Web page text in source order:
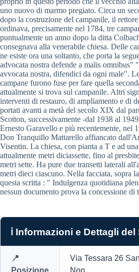
uno nuovo di marmo pregiato. Circa un
dopo la costruzione del campanile, il
ordinava, precisamente nel 1784, tre
puntualmente un anno dopo la ditta
consegnava alla venerabile chiesa. Delle
ne esiste ora una soltanto, che porta la
advocata nostra defende a malis omnibus"
avvocata nostra, difendici da ogni male".
campane furono fuse per fare quella
attualmente si trova sul campanile. Altri
interventi di restauro, di ampliamento e di
portati avanti a metà del secolo XIX dal
Scotton, successivamente -dal 1938 al
Ernesto Garavello e più recentemente, nel
Don Tranquillo Mattarello affiancato
Visentin. La chiesa, con pianta a T e ad
attualmente metri diciassette, fino al
metri sette. Ha pure due transetti laterali
metri dieci ciascuno. Nella facciata, sopra
questa scritta : " Indulgenza quotidiana
nessun documento prova la concessione di
ℹ️ Informazioni e Dettagli
📍
Via Tessara 26